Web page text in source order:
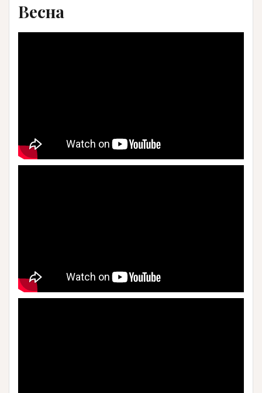
Весна